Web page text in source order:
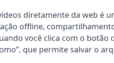
diretamente da web é
offline,
você clica com o botão
que permite salvar o